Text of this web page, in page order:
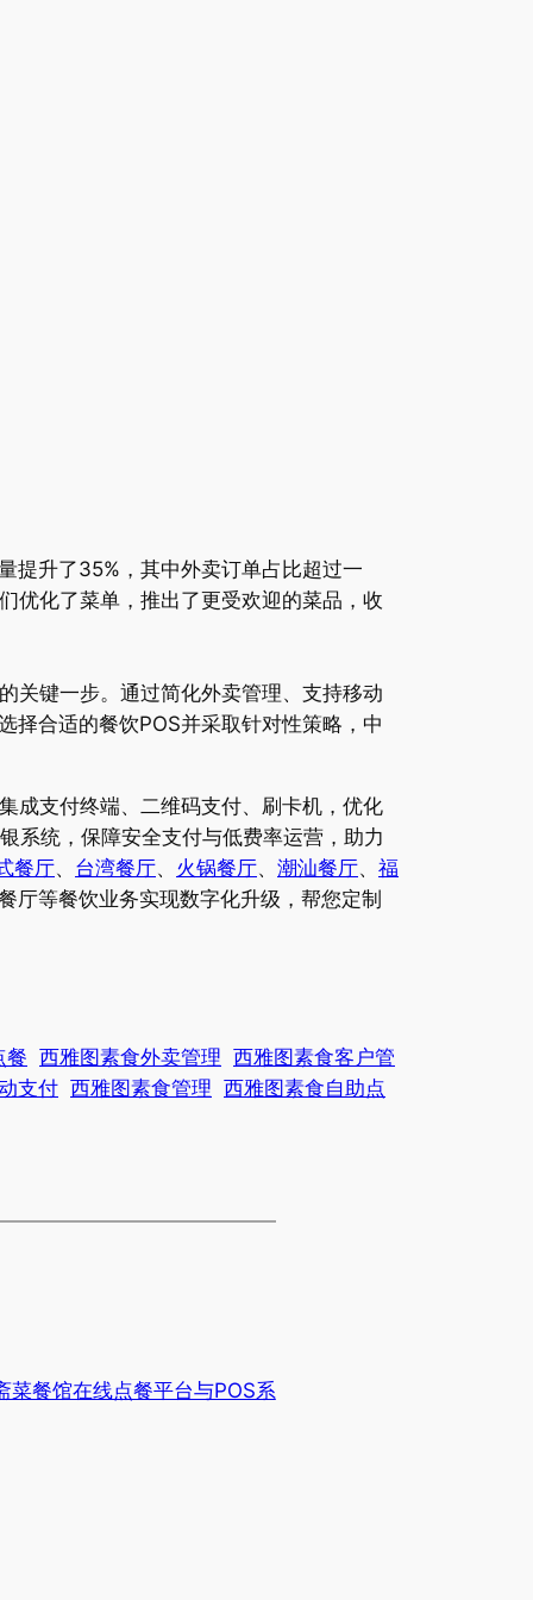
提升了35%，其中外卖订单占比超过一
优化了菜单，推出了更受欢迎的菜品，收
关键一步。通过简化外卖管理、支持移动
择合适的餐饮POS并采取针对性策略，中
成支付终端、二维码支付、刷卡机，优化
系统，保障安全支付与低费率运营，助力
餐厅、 台湾餐厅、 火锅餐厅、 潮汕餐厅、 福
厅等餐饮业务实现数字化升级，帮您定制
餐 西雅图素食外卖管理 西雅图素食客户管
支付 西雅图素食管理 西雅图素食自助点
菜餐馆在线点餐平台与POS系